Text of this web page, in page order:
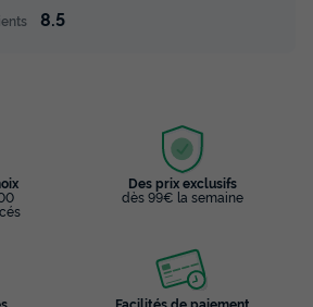
8.5
Des prix exclusifs
dès 99€ la semaine
Facilités de paiement